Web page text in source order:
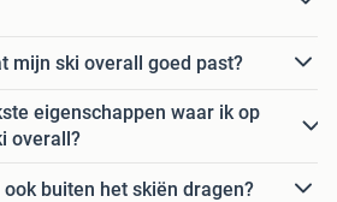
mijn ski overall goed past?
eigenschappen waar ik op
overall?
buiten het skiën dragen?